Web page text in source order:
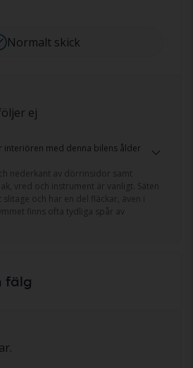
Normalt skick
ej
interiören med denna bilens ålder
nederkant av dörrinsidor samt
vred och instrument är vanligt. Säten
och har en del fläckar, även i
finns ofta tydliga spår av
fälg